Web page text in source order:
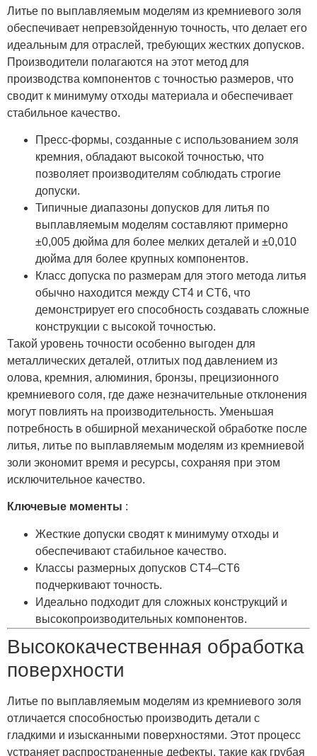
Литье по выплавляемым моделям из кремниевого золя
обеспечивает непревзойденную точность, что делает его
идеальным для отраслей, требующих жестких допусков.
Производители полагаются на этот метод для
производства компонентов с точностью размеров, что
сводит к минимуму отходы материала и обеспечивает
стабильное качество.
Пресс-формы, созданные с использованием золя
кремния, обладают высокой точностью, что
позволяет производителям соблюдать строгие
допуски.
Типичные диапазоны допусков для литья по
выплавляемым моделям составляют примерно
±0,005 дюйма для более мелких деталей и ±0,010
дюйма для более крупных компонентов.
Класс допуска по размерам для этого метода литья
обычно находится между CT4 и CT6, что
демонстрирует его способность создавать сложные
конструкции с высокой точностью.
Такой уровень точности особенно выгоден для
металлических деталей, отлитых под давлением из
олова, кремния, алюминия, бронзы, прецизионного
кремниевого соля, где даже незначительные отклонения
могут повлиять на производительность. Уменьшая
потребность в обширной механической обработке после
литья, литье по выплавляемым моделям из кремниевой
золи экономит время и ресурсы, сохраняя при этом
исключительное качество.
Ключевые моменты :
Жесткие допуски сводят к минимуму отходы и
обеспечивают стабильное качество.
Классы размерных допусков CT4–CT6
подчеркивают точность.
Идеально подходит для сложных конструкций и
высокопроизводительных компонентов.
Высококачественная обработка
поверхности
Литье по выплавляемым моделям из кремниевого золя
отличается способностью производить детали с
гладкими и изысканными поверхностями. Этот процесс
устраняет распространенные дефекты, такие как грубая